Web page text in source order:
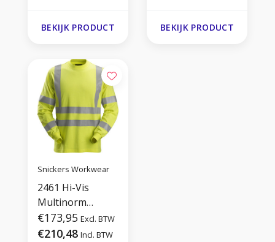
BEKIJK PRODUCT BEKIJK PRODUCT
Snickers Workwear
2461 Hi-Vis
Multinorm
Longsleeve T-
shirt
€173,95 Excl. BTW
€210,48 Incl. BTW